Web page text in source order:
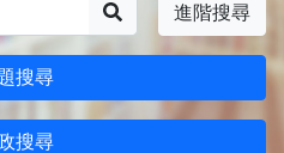
進階搜尋
搜尋
搜尋